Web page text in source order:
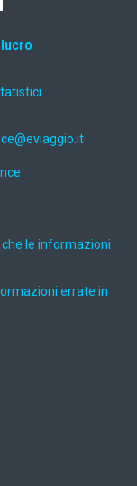
le informazioni
errate in